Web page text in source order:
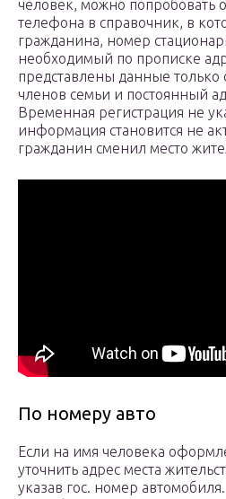
человек, можно попробовать
телефона в справочник, в
гражданина, номер
необходимый по прописке
представлены данные только
членов семьи и постоянный
Временная регистрация не
информация становится не
гражданин сменил место
По номеру авто
Если на имя человека
уточнить адрес места
указав гос. номер